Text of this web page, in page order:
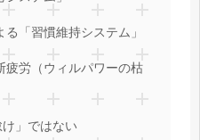
「習慣維持システム」
労（ウィルパワーの枯
」ではない